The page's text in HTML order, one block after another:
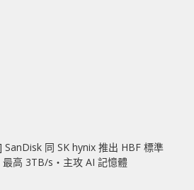
SanDisk 同 SK hynix 推出 HBF 標準
高 3TB/s‧主攻 AI 記憶體